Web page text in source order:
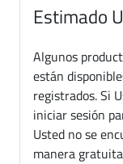
Estimado
Algunos
están
registrados. Si
iniciar sesión
Usted no se
manera